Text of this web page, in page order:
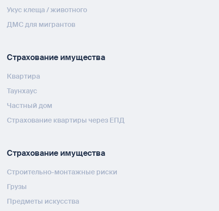
Укус клеща / животного
ДМС для мигрантов
Страхование имущества
Квартира
Таунхаус
Частный дом
Страхование квартиры через ЕПД
Страхование имущества
Строительно-монтажные риски
Грузы
Предметы искусства